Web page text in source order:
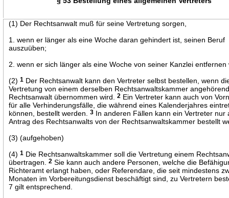
(1) Der Rechtsanwalt muß für seine Vertretung sorgen,
1. wenn er länger als eine Woche daran gehindert ist, seinen Beruf
auszuüben;
2. wenn er sich länger als eine Woche von seiner Kanzlei entfernen
(2)1 Der Rechtsanwalt kann den Vertreter selbst bestellen, wenn
Vertretung von einem derselben Rechtsanwaltskammer
Rechtsanwalt übernommen wird.2 Ein Vertreter kann auch von
für alle Verhinderungsfälle, die während eines Kalenderjahres
können, bestellt werden.3 In anderen Fällen kann ein Vertreter nur
Antrag des Rechtsanwalts von der Rechtsanwaltskammer bestellt
(3) (aufgehoben)
(4)1 Die Rechtsanwaltskammer soll die Vertretung einem
übertragen.2 Sie kann auch andere Personen, welche die
Richteramt erlangt haben, oder Referendare, die seit mindestens
Monaten im Vorbereitungsdienst beschäftigt sind, zu Vertretern
7 gilt entsprechend.